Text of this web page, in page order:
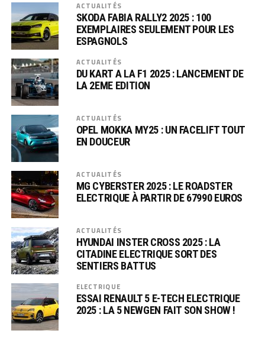
ACTUALITÉS
SKODA FABIA RALLY2 2025 : 100
EXEMPLAIRES SEULEMENT POUR LES
ESPAGNOLS
ACTUALITÉS
DU KART A LA F1 2025 : LANCEMENT DE
LA 2EME EDITION
ACTUALITÉS
OPEL MOKKA MY25 : UN FACELIFT TOUT
EN DOUCEUR
ACTUALITÉS
MG CYBERSTER 2025 : LE ROADSTER
ELECTRIQUE À PARTIR DE 67990 EUROS
ACTUALITÉS
HYUNDAI INSTER CROSS 2025 : LA
CITADINE ELECTRIQUE SORT DES
SENTIERS BATTUS
ELECTRIQUE
ESSAI RENAULT 5 E-TECH ELECTRIQUE
2025 : LA 5 NEWGEN FAIT SON SHOW !